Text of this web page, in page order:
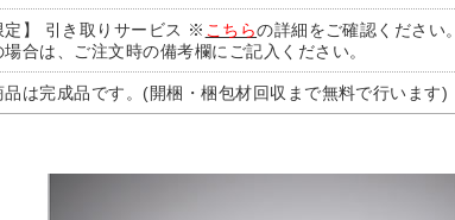
定】 引き取りサービス ※ こちらの詳細をご確認ください。
合は、ご注文時の備考欄にご記入ください。
品は完成品です。(開梱・梱包材回収まで無料で行います)